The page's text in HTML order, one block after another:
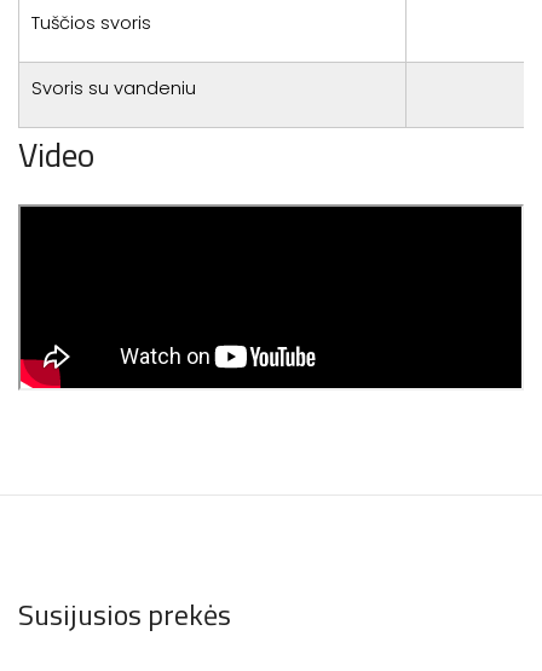
Tuščios svoris
Svoris su vandeniu
Video
Susijusios prekės